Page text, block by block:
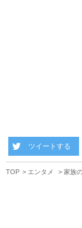
ツイートする
TOP エンタメ 家族